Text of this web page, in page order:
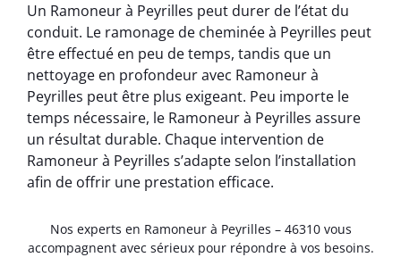
Un Ramoneur à Peyrilles peut durer de l’état du
conduit. Le ramonage de cheminée à Peyrilles peut
être effectué en peu de temps, tandis que un
nettoyage en profondeur avec Ramoneur à
Peyrilles peut être plus exigeant. Peu importe le
temps nécessaire, le Ramoneur à Peyrilles assure
un résultat durable. Chaque intervention de
Ramoneur à Peyrilles s’adapte selon l’installation
afin de offrir une prestation efficace.
Nos experts en Ramoneur à Peyrilles – 46310 vous
accompagnent avec sérieux pour répondre à vos besoins.